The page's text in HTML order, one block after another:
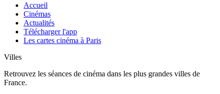
Accueil
Cinémas
Actualités
Télécharger l'app
Les cartes cinéma à Paris
Villes
Retrouvez les séances de cinéma dans les plus grandes villes de
France.